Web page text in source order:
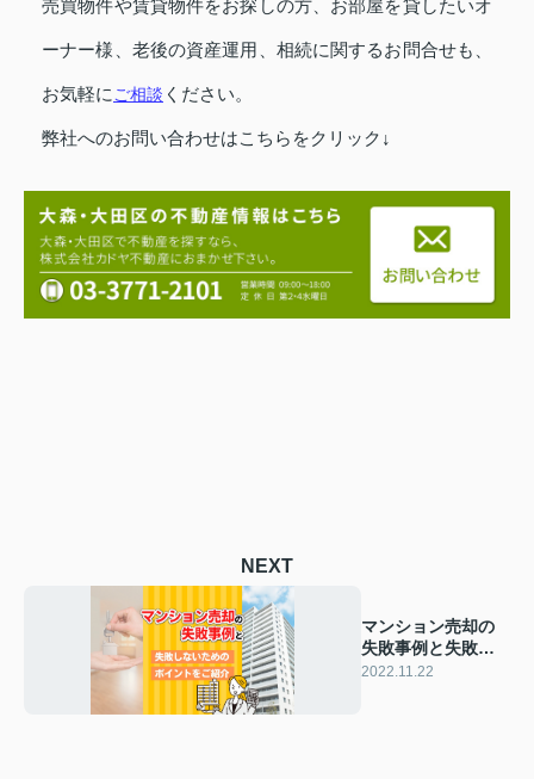
売買物件や賃貸物件をお探しの方、お部屋を貸したいオ
ーナー様、老後の資産運用、相続に関するお問合せも、
お気軽にご相談 ください。
弊社へのお問い合わせはこちらをクリック↓
NEXT
マンション売却の
失敗事例と失敗し
ないためのポイン
2022.11.22